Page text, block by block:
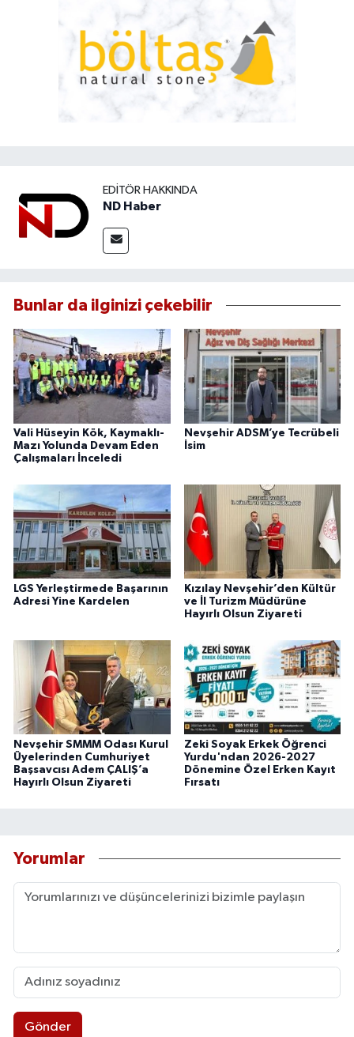
EDITÖR HAKKINDA
ND Haber
Bunlar da ilginizi çekebilir
Vali Hüseyin Kök, Kaymaklı-
Mazı Yolunda Devam Eden
Çalışmaları İnceledi
Nevşehir ADSM’ye Tecrübeli
İsim
LGS Yerleştirmede Başarının
Adresi Yine Kardelen
Kızılay Nevşehir’den Kültür
ve İl Turizm Müdürüne
Hayırlı Olsun Ziyareti
Nevşehir SMMM Odası Kurul
Üyelerinden Cumhuriyet
Başsavcısı Adem ÇALIŞ’a
Hayırlı Olsun Ziyareti
Zeki Soyak Erkek Öğrenci
Yurdu'ndan 2026-2027
Dönemine Özel Erken Kayıt
Fırsatı
Yorumlar
Gönder